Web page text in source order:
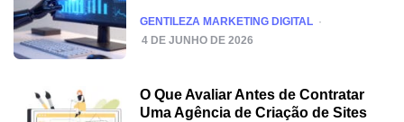
POSTED
GENTILEZA MARKETING DIGITAL
4 DE JUNHO DE 2026
O Que Avaliar Antes de Contratar
Uma Agência de Criação de Sites